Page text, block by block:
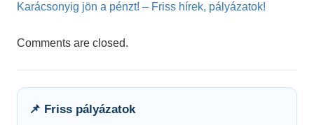
Karácsonyig jön a pénzt! – Friss hírek, pályázatok!
Comments are closed.
📌 Friss pályázatok